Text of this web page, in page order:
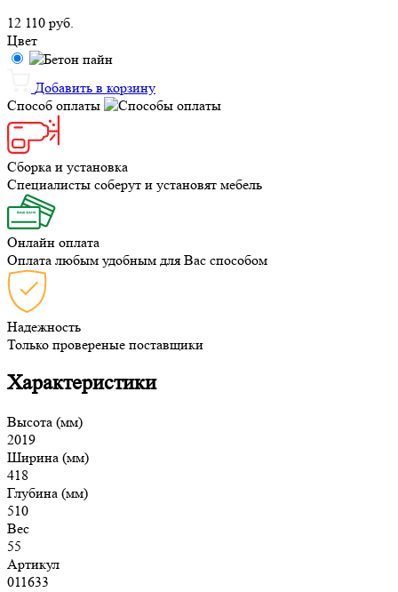
12 110 руб.
Цвет
Добавить в корзину
Способ оплаты
Сборка и установка
Специалисты соберут и установят мебель
Онлайн оплата
Оплата любым удобным для Вас способом
Надежность
Только провереные поставщики
Характеристики
Высота (мм)
2019
Ширина (мм)
418
Глубина (мм)
510
Вес
55
Артикул
011633